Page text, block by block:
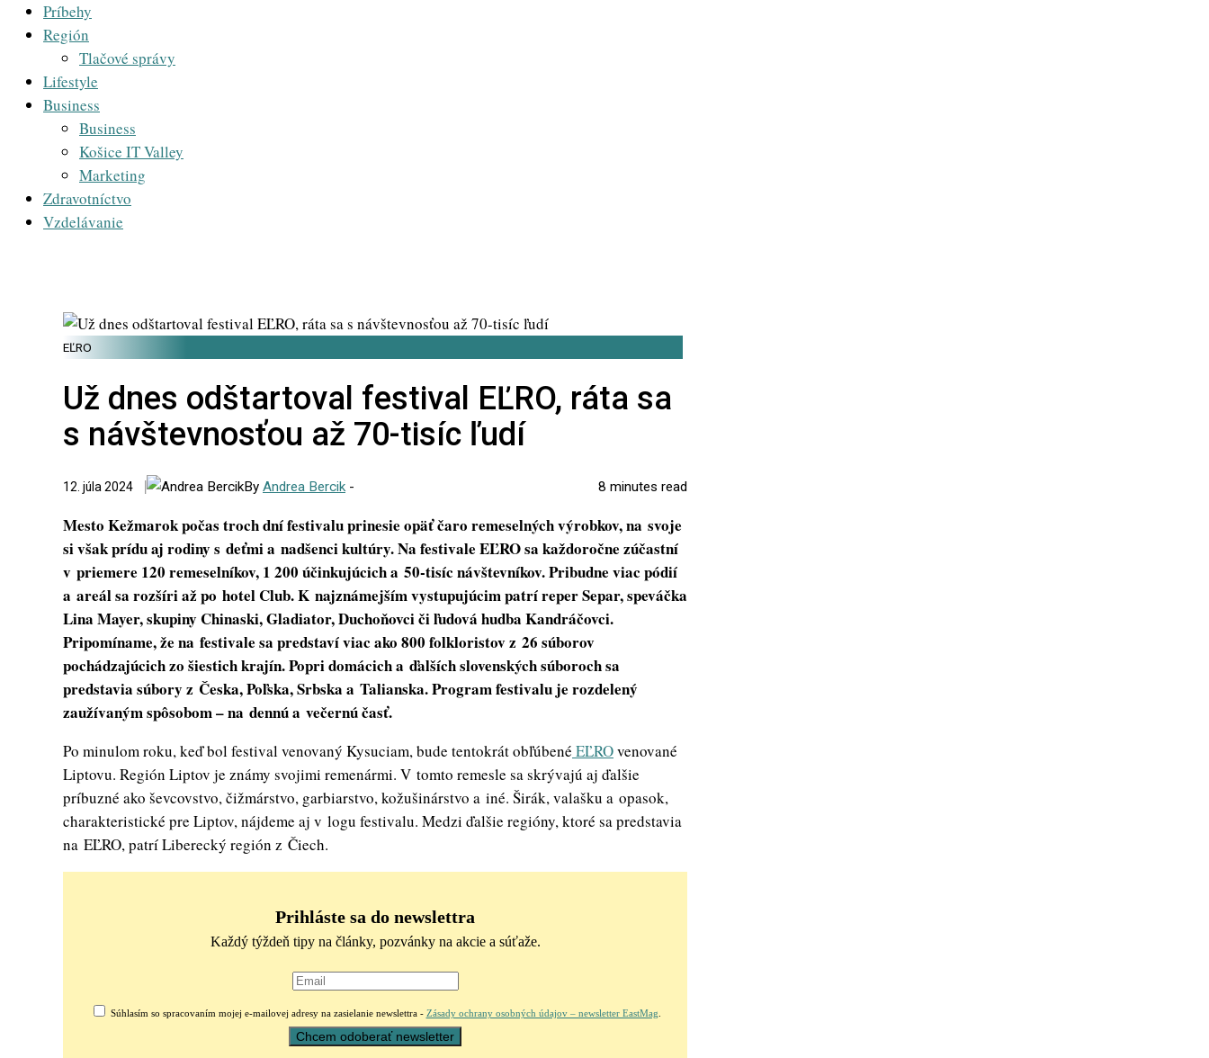
Príbehy
Región
Tlačové správy
Lifestyle
Business
Business
Košice IT Valley
Marketing
Zdravotníctvo
Vzdelávanie
EĽRO
Už dnes odštartoval festival EĽRO, ráta sa
s návštevnosťou až 70-tisíc ľudí
12. júla 2024 By Andrea Bercik - 8 minutes read
Mesto Kežmarok počas troch dní festivalu prinesie opäť čaro remeselných výrobkov, na svoje
si však prídu aj rodiny s deťmi a nadšenci kultúry.Na festivale EĽRO sa každoročne zúčastní
v priemere 120 remeselníkov, 1 200 účinkujúcich a 50-tisíc návštevníkov. Pribudne viac pódií
a areál sa rozšíri až po hotel Club. K najznámejším vystupujúcim patrí reper Separ, speváčka
Lina Mayer, skupiny Chinaski, Gladiator, Duchoňovci či ľudová hudba Kandráčovci.
Pripomíname, že na festivale sa predstaví viac ako 800 folkloristov z 26 súborov
pochádzajúcich zo šiestich krajín. Popri domácich a ďalších slovenských súboroch sa
predstavia súbory z Česka, Poľska, Srbska a Talianska. Program festivalu je rozdelený
zaužívaným spôsobom – na dennú a večernú časť.
Po minulom roku, keď bol festival venovaný Kysuciam, bude tentokrát obľúbené EĽROvenované
Liptovu. Región Liptov je známy svojimi remenármi. V tomto remesle sa skrývajú aj ďalšie
príbuzné ako ševcovstvo, čižmárstvo, garbiarstvo, kožušinárstvo a iné. Širák, valašku a opasok,
charakteristické pre Liptov, nájdeme aj v logu festivalu. Medzi ďalšie regióny, ktoré sa predstavia
na EĽRO, patrí Liberecký región z Čiech.
Prihláste sa do newslettra
Každý týždeň tipy na články, pozvánky na akcie a súťaže.
Súhlasím so spracovaním mojej e-mailovej adresy na zasielanie newslettra - Zásady ochrany osobných údajov – newsletter EastMag